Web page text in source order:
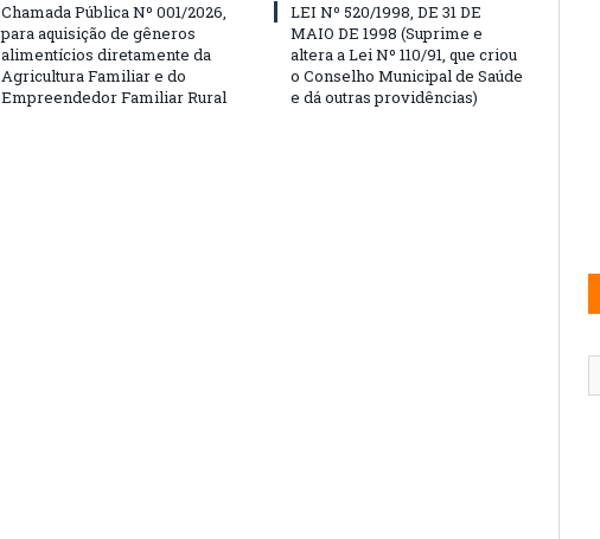
Chamada Pública Nº 001/2026,
para aquisição de gêneros
alimentícios diretamente da
Agricultura Familiar e do
Empreendedor Familiar Rural
LEI Nº 520/1998, DE 31 DE
MAIO DE 1998 (Suprime e
altera a Lei Nº 110/91, que criou
o Conselho Municipal de Saúde
e dá outras providências)